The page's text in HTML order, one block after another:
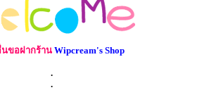
ขอฝากร้าน Wipcream's Shop
.
.